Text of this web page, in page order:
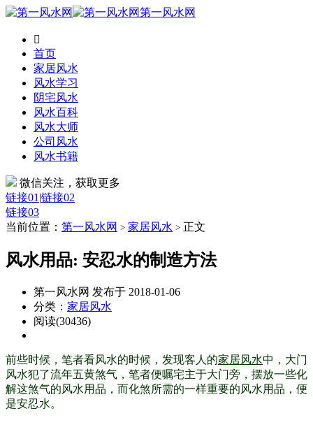
第一风水网

首页
家居风水
风水学习
阴宅风水
风水百科
风水大师
公司风水
风水书籍
微信关注，获取更多
链接01 |链接02
链接03
当前位置： 第一风水网 > 家居风水 > 正文
风水用品: 安忍水的制造方法
第一风水网 发布于 2018-01-06
分类： 家居风水
阅读(30436)
前些时候，笔者看风水的时候，发现客人的家居风水中，大门
风水犯了流年五黄煞气，笔者便嘱宅主于大门旁，摆放一些化
解这煞气的风水用品，而化煞所需的一样重要的风水用品，便
是安忍水。